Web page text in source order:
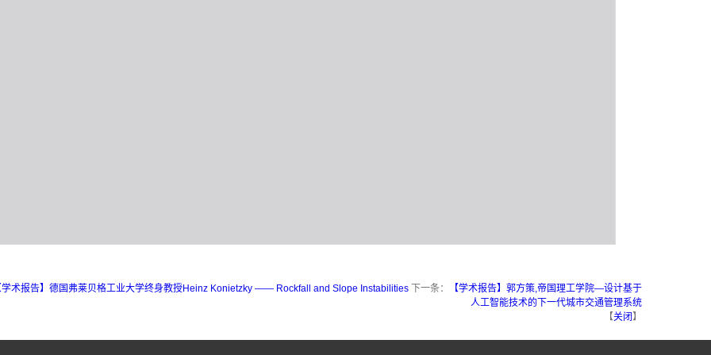
学术报告】德国弗莱贝格工业大学终身教授Heinz Konietzky —— Rockfall and Slope Instabilities 下一条：
【学术报告】郭方策,帝国理工学院—设计基于
人工智能技术的下一代城市交通管理系统
【关闭 】